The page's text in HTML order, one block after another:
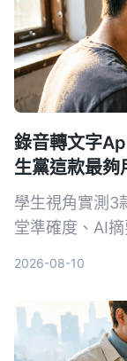
錄音轉文字
生黨這款最夠
學生視角實測3
堂準確度、AI
2026-08-10